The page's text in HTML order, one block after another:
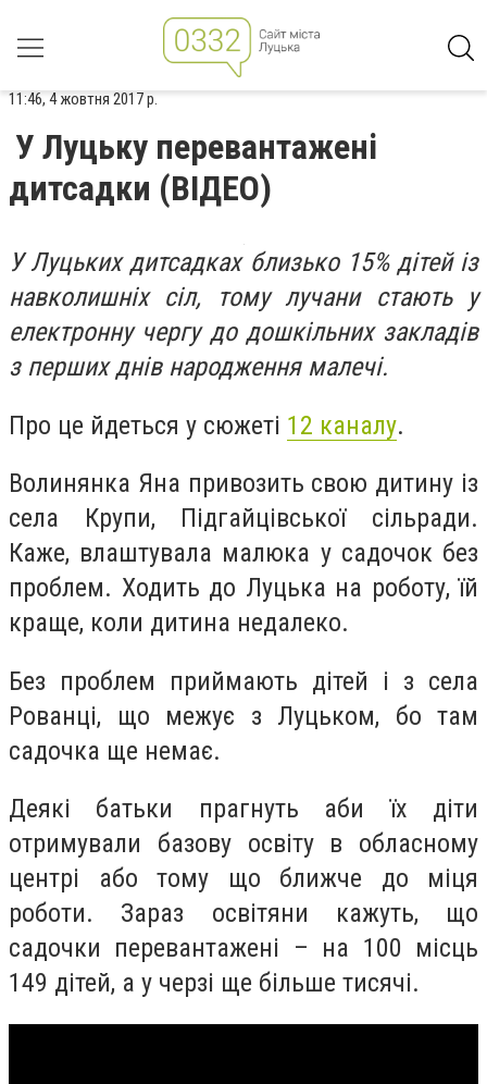
11:46, 4 жовтня 2017 р.
У Луцьку перевантажені
дитсадки (ВІДЕО)
У Луцьких дитсадках близько 15% дітей із
навколишніх сіл, тому лучани стають у
електронну чергу до дошкільних закладів
з перших днів народження малечі.
Про це йдеться у сюжеті 12 каналу.
Волинянка Яна привозить свою дитину із
села Крупи, Підгайцівської сільради.
Каже, влаштувала малюка у садочок без
проблем. Ходить до Луцька на роботу, їй
краще, коли дитина недалеко.
Без проблем приймають дітей і з села
Рованці, що межує з Луцьком, бо там
садочка ще немає.
Деякі батьки прагнуть аби їх діти
отримували базову освіту в обласному
центрі або тому що ближче до міця
роботи. Зараз освітяни кажуть, що
садочки перевантажені – на 100 місць
149 дітей, а у черзі ще більше тисячі.